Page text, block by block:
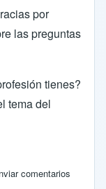
por
las preguntas
tienes?
tema del
comentarios